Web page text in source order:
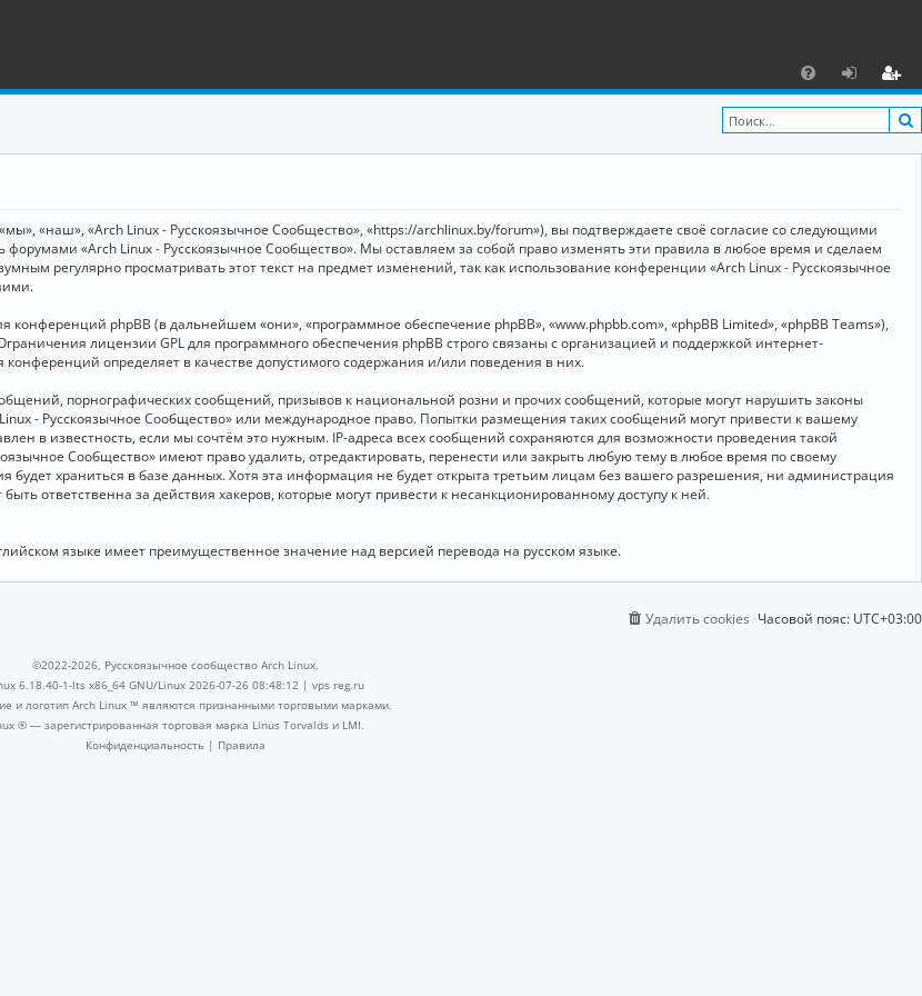
F
A
х
о
ег
и
ц
«наш», «Arch Linux - Русскоязычное Сообщество», «https://archlinux.by/forum»), вы подтверждаете своё согласие со следующими
«Arch Linux - Русскоязычное Сообщество». Мы оставляем за собой право изменять эти правила в любое время и сделаем
регулярно просматривать этот текст на предмет изменений, так как использование конференции «Arch Linux - Русскоязычное
phpBB (в дальнейшем «они», «программное обеспечение phpBB», «www.phpbb.com», «phpBB Limited», «phpBB Teams»),
лицензии GPL для программного обеспечения phpBB строго связаны с организацией и поддержкой интернет-
определяет в качестве допустимого содержания и/или поведения в них.
порнографических сообщений, призывов к национальной розни и прочих сообщений, которые могут нарушить законы
- Русскоязычное Сообщество» или международное право. Попытки размещения таких сообщений могут привести к вашему
в известность, если мы сочтём это нужным. IP-адреса всех сообщений сохраняются для возможности проведения такой
Сообщество» имеют право удалить, отредактировать, перенести или закрыть любую тему в любое время по своему
храниться в базе данных. Хотя эта информация не будет открыта третьим лицам без вашего разрешения, ни администрация
ответственна за действия хакеров, которые могут привести к несанкционированному доступу к ней.
языке имеет преимущественное значение над версией перевода на русском языке.
Часовой пояс: UTC+03:00
Удалить cookies
©2022-2026, Русскоязычное сообщество Arch Linux.
6.18.40-1-lts x86_64 GNU/Linux 2026-07-26 08:48:12 | vps reg.ru
и логотип Arch Linux ™ являются признанными торговыми марками.
® — зарегистрированная торговая марка Linus Torvalds и LMI.
Конфиденциальность | Правила